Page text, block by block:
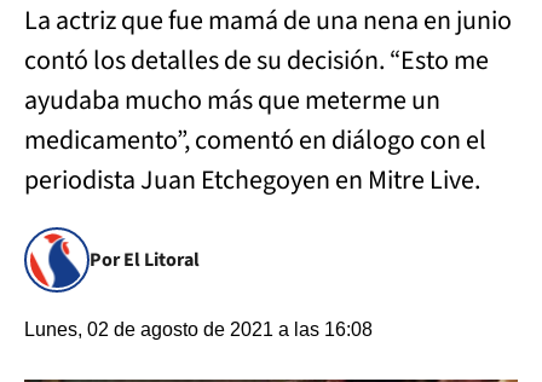
La actriz que fue mamá de una nena en junio
contó los detalles de su decisión. “Esto me
ayudaba mucho más que meterme un
medicamento”, comentó en diálogo con el
periodista Juan Etchegoyen en Mitre Live.
Por El Litoral
Lunes, 02 de agosto de 2021 a las 16:08